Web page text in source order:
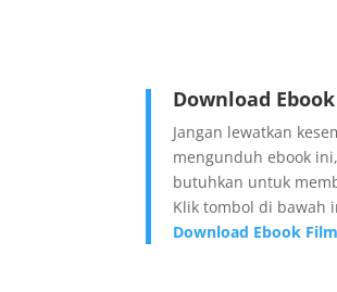
Download
Jangan lewatkan
mengunduh ebook
butuhkan untuk
Klik tombol di bawah
Download Ebook